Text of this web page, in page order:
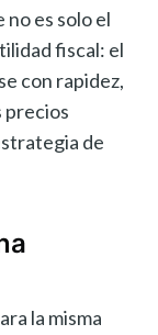
es solo el
fiscal: el
con rapidez,
precios
de
la misma